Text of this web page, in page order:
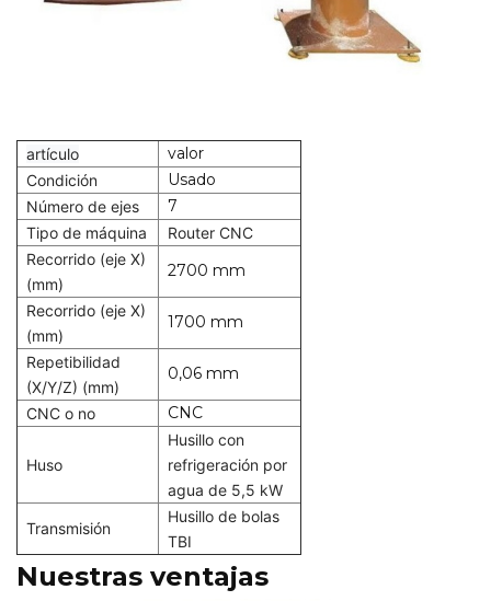
artículo valor
Condición Usado
Número de ejes 7
Tipo de máquina
Router CNC
Recorrido (eje X)
(mm)
2700 mm
Recorrido (eje X)
(mm)
1700 mm
Repetibilidad
(X/Y/Z) (mm)
0,06 mm
CNC o no CNC
Huso
Husillo con
refrigeración por
agua de 5,5 kW
Transmisión
Husillo de bolas
TBI
Nuestras ventajas